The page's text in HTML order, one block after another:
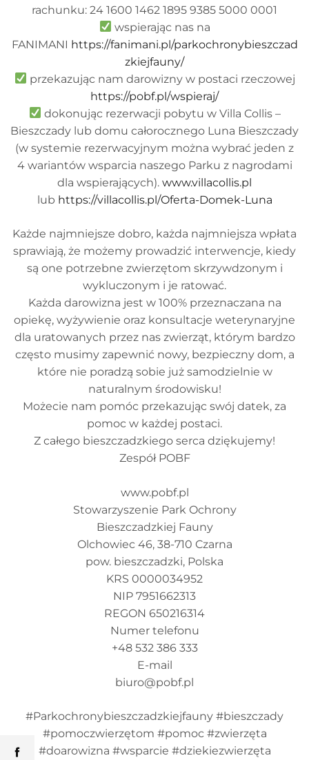
rachunku: 24 1600 1462 1895 9385 5000 0001
wspierając nas na
FANIMANI https://fanimani.pl/parkochronybieszczad
zkiejfauny/
przekazując nam darowizny w postaci rzeczowej
https://pobf.pl/wspieraj/
dokonując rezerwacji pobytu w Villa Collis –
Bieszczady lub domu całorocznego Luna Bieszczady
(w systemie rezerwacyjnym można wybrać jeden z
4 wariantów wsparcia naszego Parku z nagrodami
dla wspierających). www.villacollis.pl
lub https://villacollis.pl/Oferta-Domek-Luna
Każde najmniejsze dobro, każda najmniejsza wpłata
sprawiają, że możemy prowadzić interwencje, kiedy
są one potrzebne zwierzętom skrzywdzonym i
wykluczonym i je ratować.
Każda darowizna jest w 100% przeznaczana na
opiekę, wyżywienie oraz konsultacje weterynaryjne
dla uratowanych przez nas zwierząt, którym bardzo
często musimy zapewnić nowy, bezpieczny dom, a
które nie poradzą sobie już samodzielnie w
naturalnym środowisku!
Możecie nam pomóc przekazując swój datek, za
pomoc w każdej postaci.
Z całego bieszczadzkiego serca dziękujemy!
Zespół POBF
www.pobf.pl
Stowarzyszenie Park Ochrony
Bieszczadzkiej Fauny
Olchowiec 46, 38-710 Czarna
pow. bieszczadzki, Polska
KRS 0000034952
NIP 7951662313
REGON 650216314
Numer telefonu
+48 532 386 333
E-mail
biuro@pobf.pl
#Parkochronybieszczadzkiejfauny #bieszczady
#pomoczwierzętom #pomoc #zwierzęta
#doarowizna #wsparcie #dziekiezwierzęta